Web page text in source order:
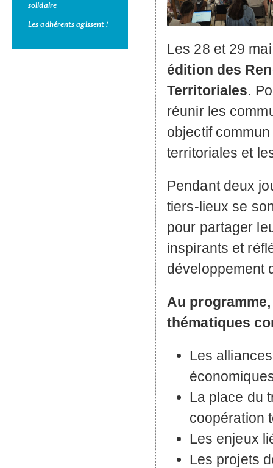
solidaire
Les adhérents agissent !
Les 28 et 29
édition des
Territoriales.
réunir les
objectif
territoriales et
Pendant deux
tiers-lieux se
pour partager
inspirants et
développement
Au
thématiques
Les
La place du
coopération
Les enjeux
Les projets